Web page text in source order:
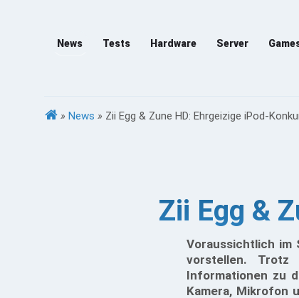
News Tests Hardware Server
» News » Zii Egg & Zune HD: Ehrgeizige iPod-
Zii Egg &
Voraussichtlich im
vorstellen. Trotz
Informationen zu
Kamera, Mikrofon